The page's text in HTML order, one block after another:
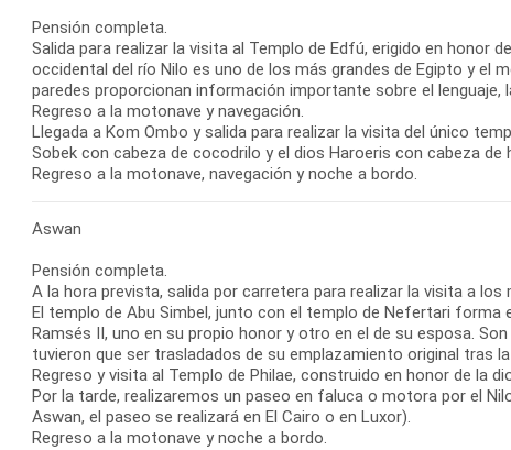
Pensión completa.
Salida para realizar la visita al Templo de Edfú, erigido en honor
occidental del río Nilo es uno de los más grandes de Egipto y el
paredes proporcionan información importante sobre el
Regreso a la motonave y navegación.
Llegada a Kom Ombo y salida para realizar la visita del único
Sobek con cabeza de cocodrilo y el dios Haroeris con cabeza de
Regreso a la motonave, navegación y noche a bordo.
Aswan
Pensión completa.
A la hora prevista, salida por carretera para realizar la visita a
El templo de Abu Simbel, junto con el templo de Nefertari forma
Ramsés II, uno en su propio honor y otro en el de su esposa.
tuvieron que ser trasladados de su emplazamiento original tras
Regreso y visita al Templo de Philae, construido en honor de la
Por la tarde, realizaremos un paseo en faluca o motora por el
Aswan, el paseo se realizará en El Cairo o en Luxor).
Regreso a la motonave y noche a bordo.